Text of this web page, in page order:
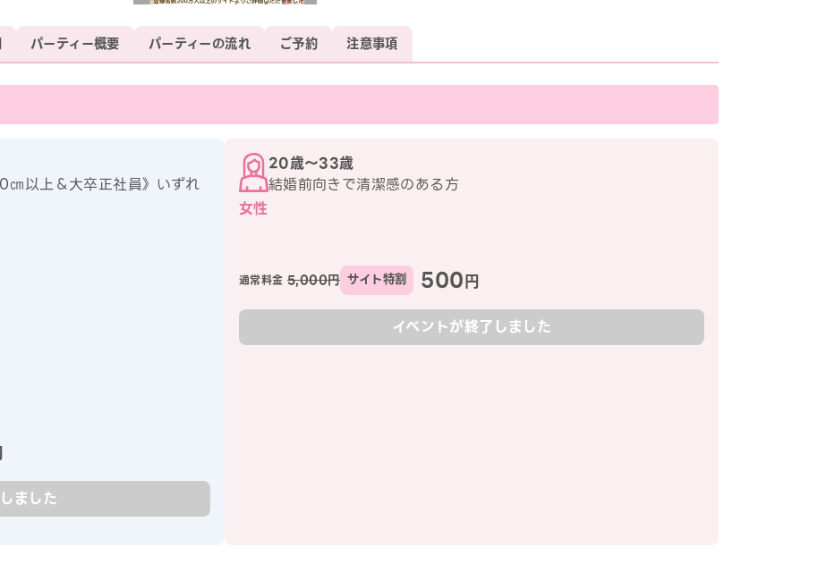
パーティー概要 パーティーの流れ ご予約 注意事項
以上＆大卒正社員》いずれ
ました
女性
20歳〜33歳
結婚前向きで清潔感のある方
通常料金 5,000円 サイト特割 500円
イベントが終了しました